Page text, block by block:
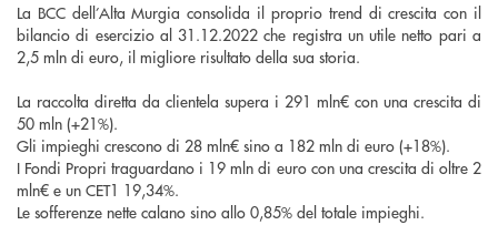
La BCC dell’Alta Murgia consolida il proprio trend di crescita con il
bilancio di esercizio al 31.12.2022 che registra un utile netto pari a
2,5 mln di euro, il migliore risultato della sua storia.
La raccolta diretta da clientela supera i 291 mln€ con una crescita di
50 mln (+21%).
Gli impieghi crescono di 28 mln€ sino a 182 mln di euro (+18%).
I Fondi Propri traguardano i 19 mln di euro con una crescita di oltre 2
mln€ e un CET1 19,34%.
Le sofferenze nette calano sino allo 0,85% del totale impieghi.